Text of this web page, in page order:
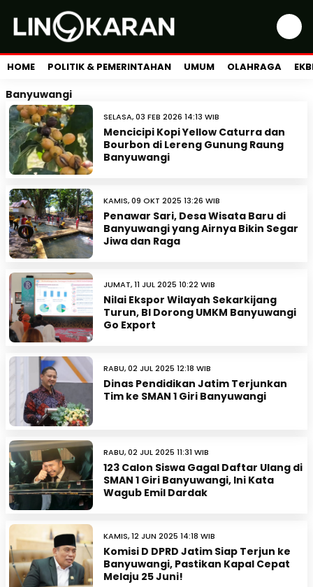
HOME POLITIK & PEMERINTAHAN UMUM OLAHRAGA
Banyuwangi
SELASA, 03 FEB 2026 14:13 WIB
Mencicipi Kopi Yellow Caturra dan
Bourbon di Lereng Gunung Raung
Banyuwangi
KAMIS, 09 OKT 2025 13:26 WIB
Penawar Sari, Desa Wisata Baru di
Banyuwangi yang Airnya Bikin Segar
Jiwa dan Raga
JUMAT, 11 JUL 2025 10:22 WIB
Nilai Ekspor Wilayah Sekarkijang
Turun, BI Dorong UMKM Banyuwangi
Go Export
RABU, 02 JUL 2025 12:18 WIB
Dinas Pendidikan Jatim Terjunkan
Tim ke SMAN 1 Giri Banyuwangi
RABU, 02 JUL 2025 11:31 WIB
123 Calon Siswa Gagal Daftar Ulang di
SMAN 1 Giri Banyuwangi, Ini Kata
Wagub Emil Dardak
KAMIS, 12 JUN 2025 14:18 WIB
Komisi D DPRD Jatim Siap Terjun ke
Banyuwangi, Pastikan Kapal Cepat
Melaju 25 Juni!